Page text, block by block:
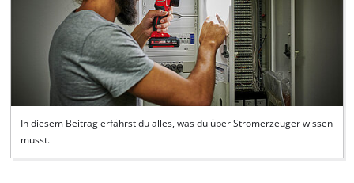
In diesem Beitrag erfährst du alles, was du über Stromerzeuger wissen
musst.